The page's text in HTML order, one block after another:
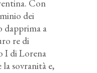
Con
dei
dapprima a
re di
I di Lorena
la sovranità e,